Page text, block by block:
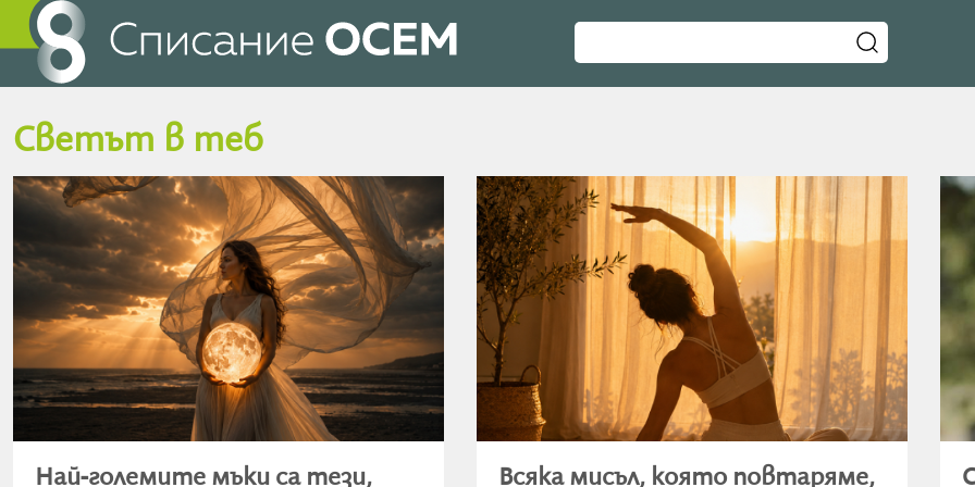
Светът в теб
Най-големите мъки са тези,
Всяка мисъл, която повтаряме,